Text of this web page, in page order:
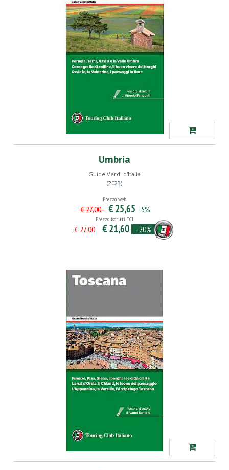
Umbria
Guide Verdi d'Italia
(2023)
Prezzo web
€ 27,00 € 25,65 - 5%
Prezzo iscritti TCI
€ 27,00 € 21,60 - 20%